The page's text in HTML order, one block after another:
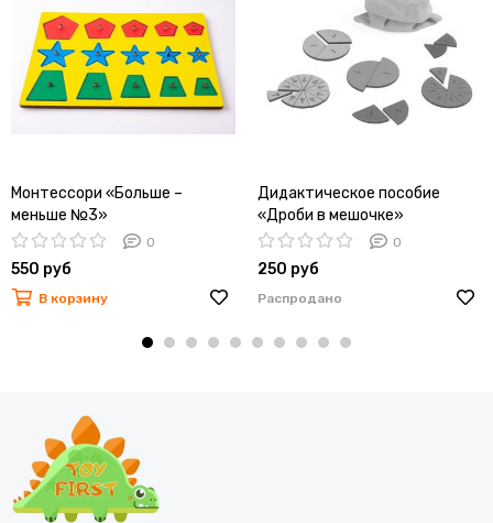
Монтессори «Больше –
меньше №3»
0
550 руб
В корзину
Дидактическое пособие
«Дроби в мешочке»
0
250 руб
Распродано